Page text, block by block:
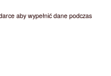
aby wypełnić dane podczas